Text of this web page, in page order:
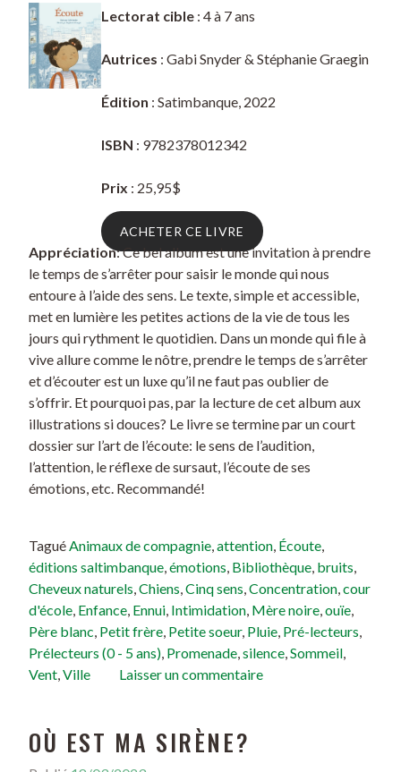
Lectorat cible: 4 à 7 ans
Autrices : Gabi Snyder & Stéphanie Graegin
Édition : Satimbanque, 2022
ISBN : 9782378012342
Prix : 25,95$
ACHETER CE LIVRE
Appréciation: Ce bel album est une invitation à prendre
le temps de s’arrêter pour saisir le monde qui nous
entoure à l’aide des sens. Le texte, simple et accessible,
met en lumière les petites actions de la vie de tous les
jours qui rythment le quotidien. Dans un monde qui file à
vive allure comme le nôtre, prendre le temps de s’arrêter
et d’écouter est un luxe qu’il ne faut pas oublier de
s’offrir. Et pourquoi pas, par la lecture de cet album aux
illustrations si douces? Le livre se termine par un court
dossier sur l’art de l’écoute: le sens de l’audition,
l’attention, le réflexe de sursaut, l’écoute de ses
émotions, etc. Recommandé!
TaguéAnimaux de compagnie,attention, Écoute,
éditions saltimbanque,émotions, Bibliothèque, bruits,
Cheveux naturels,Chiens,Cinq sens,Concentration,cour
d'école, Enfance, Ennui, Intimidation, Mère noire,ouïe,
Père blanc, Petit frère, Petite soeur, Pluie, Pré-lecteurs,
Prélecteurs (0 - 5 ans), Promenade,silence,Sommeil,
Vent,Ville Laisser un commentaire
OÙ EST MA SIRÈNE?